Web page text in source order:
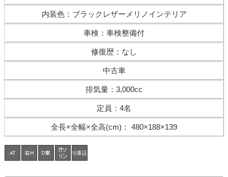
内装色： ブラックレザーメリノインテリア
車検 ： 車検整備付
修復歴 ： なし
中古車
排気量 ： 3,000cc
定員 ： 4名
全長×全幅×全高(cm) ： 480×188×139